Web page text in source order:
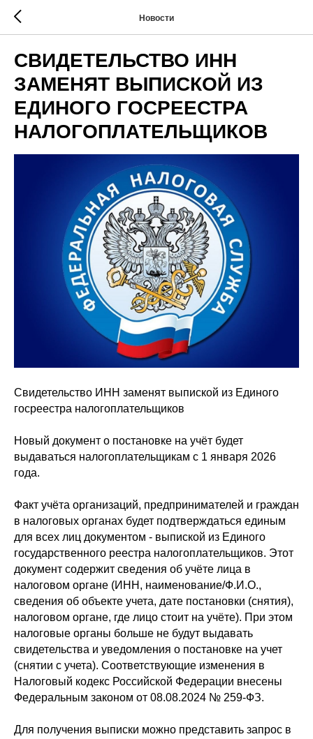
Новости
СВИДЕТЕЛЬСТВО ИНН
ЗАМЕНЯТ ВЫПИСКОЙ ИЗ
ЕДИНОГО ГОСРЕЕСТРА
НАЛОГОПЛАТЕЛЬЩИКОВ
Свидетельство ИНН заменят выпиской из Единого
госреестра налогоплательщиков
Новый документ о постановке на учёт будет
выдаваться налогоплательщикам с 1 января 2026
года.
Факт учёта организаций, предпринимателей и граждан
в налоговых органах будет подтверждаться единым
для всех лиц документом - выпиской из Единого
государственного реестра налогоплательщиков. Этот
документ содержит сведения об учёте лица в
налоговом органе (ИНН, наименование/Ф.И.О.,
сведения об объекте учета, дате постановки (снятия),
налоговом органе, где лицо стоит на учёте). При этом
налоговые органы больше не будут выдавать
свидетельства и уведомления о постановке на учет
(снятии с учета). Соответствующие изменения в
Налоговый кодекс Российской Федерации внесены
Федеральным законом от 08.08.2024 № 259-ФЗ.
Для получения выписки можно представить запрос в